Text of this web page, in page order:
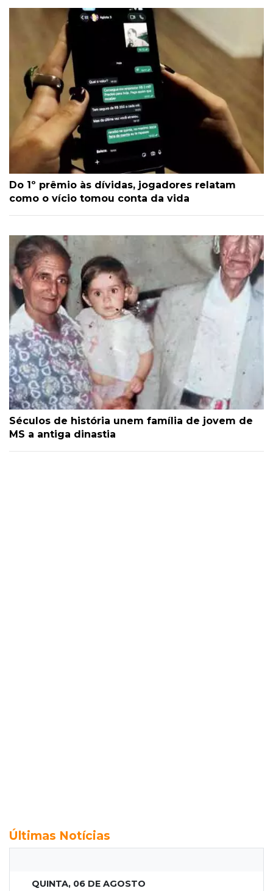
Do 1º prêmio às dívidas, jogadores relatam
como o vício tomou conta da vida
Séculos de história unem família de jovem de
MS a antiga dinastia
Últimas Notícias
QUINTA, 06 DE AGOSTO